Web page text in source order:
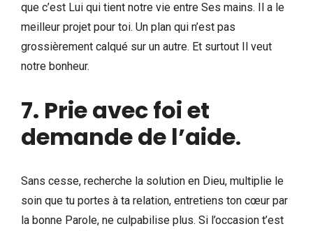
que c’est Lui qui tient notre vie entre Ses mains. Il a le
meilleur projet pour toi. Un plan qui n’est pas
grossièrement calqué sur un autre. Et surtout Il veut
notre bonheur.
7. Prie avec foi et
demande de l’aide.
Sans cesse, recherche la solution en Dieu, multiplie le
soin que tu portes à ta relation, entretiens ton cœur par
la bonne Parole, ne culpabilise plus. Si l’occasion t’est